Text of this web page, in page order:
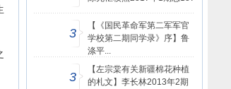
3
【《国民革命军第二军军官
学校第二期同学录》序】鲁
涤平...
3
【左宗棠有关新疆棉花种植
的札文】李长林2013年2期